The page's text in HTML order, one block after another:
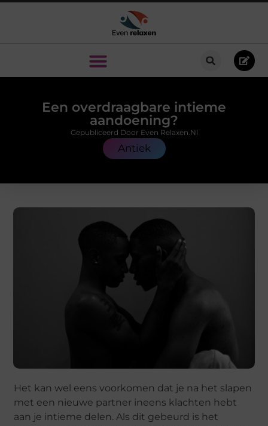
Een overdraagbare intieme
aandoening?
Antiek
Gepubliceerd Door Even Relaxen.nl
Het kan wel eens voorkomen dat je na het slapen
met een nieuwe partner ineens klachten hebt
aan je intieme delen. Als dit gebeurd is het